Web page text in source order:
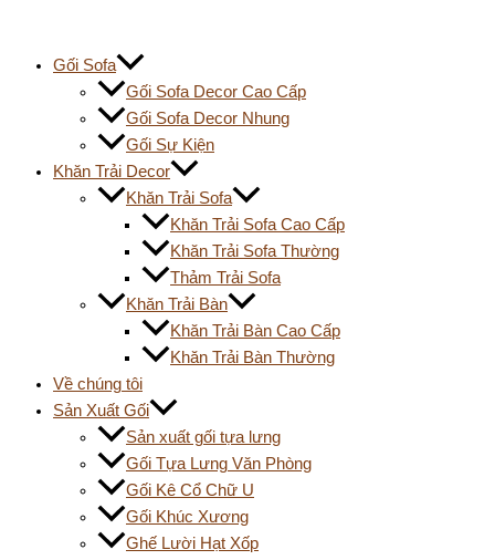
Gối Sofa
Gối Sofa Decor Cao Cấp
Gối Sofa Decor Nhung
Gối Sự Kiện
Khăn Trải Decor
Khăn Trải Sofa
Khăn Trải Sofa Cao Cấp
Khăn Trải Sofa Thường
Thảm Trải Sofa
Khăn Trải Bàn
Khăn Trải Bàn Cao Cấp
Khăn Trải Bàn Thường
Về chúng tôi
Sản Xuất Gối
Sản xuất gối tựa lưng
Gối Tựa Lưng Văn Phòng
Gối Kê Cổ Chữ U
Gối Khúc Xương
Ghế Lười Hạt Xốp